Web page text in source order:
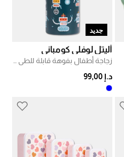
جديد
أليتل لوفلي كومباني
د.إ 99,00